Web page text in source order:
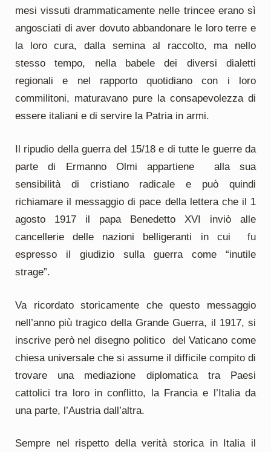
mesi vissuti drammaticamente nelle trincee erano sì
angosciati di aver dovuto abbandonare le loro terre e
la loro cura, dalla semina al raccolto, ma nello
stesso tempo, nella babele dei diversi dialetti
regionali e nel rapporto quotidiano con i loro
commilitoni, maturavano pure la consapevolezza di
essere italiani e di servire la Patria in armi.
Il ripudio della guerra del 15/18 e di tutte le guerre da
parte di Ermanno Olmi appartiene alla sua
sensibilità di cristiano radicale e può quindi
richiamare il messaggio di pace della lettera che il 1
agosto 1917 il papa Benedetto XVI inviò alle
cancellerie delle nazioni belligeranti in cui fu
espresso il giudizio sulla guerra come “inutile
strage”.
Va ricordato storicamente che questo messaggio
nell’anno più tragico della Grande Guerra, il 1917, si
inscrive però nel disegno politico del Vaticano come
chiesa universale che si assume il difficile compito di
trovare una mediazione diplomatica tra Paesi
cattolici tra loro in conflitto, la Francia e l’Italia da
una parte, l’Austria dall’altra.
Sempre nel rispetto della verità storica in Italia il